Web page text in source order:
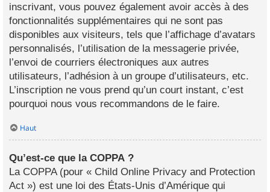
inscrivant, vous pouvez également avoir accès à des
fonctionnalités supplémentaires qui ne sont pas
disponibles aux visiteurs, tels que l’affichage d’avatars
personnalisés, l’utilisation de la messagerie privée,
l’envoi de courriers électroniques aux autres
utilisateurs, l’adhésion à un groupe d’utilisateurs, etc.
L’inscription ne vous prend qu’un court instant, c’est
pourquoi nous vous recommandons de le faire.
Haut
Qu’est-ce que la COPPA ?
La COPPA (pour « Child Online Privacy and Protection
Act ») est une loi des États-Unis d’Amérique qui